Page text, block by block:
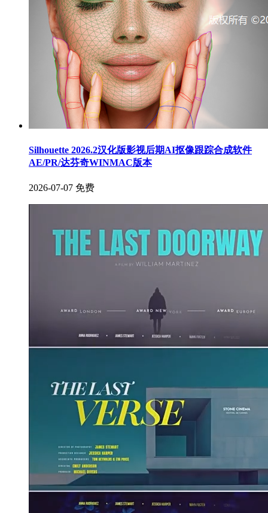
Silhouette 2026.2汉化版影视后期AI抠像跟踪合成软件
AE/PR/达芬奇WINMAC版本
2026-07-07 免费